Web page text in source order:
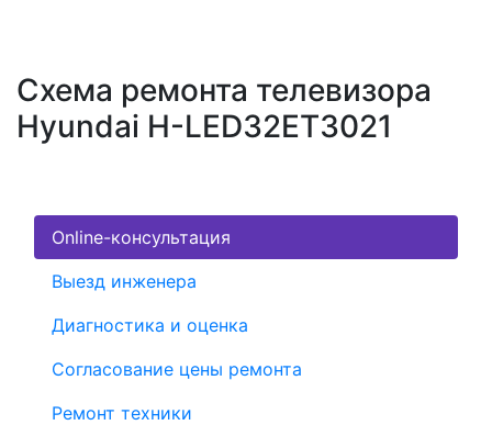
Схема ремонта телевизора
Hyundai H-LED32ET3021
Online-консультация
Выезд инженера
Диагностика и оценка
Согласование цены ремонта
Ремонт техники